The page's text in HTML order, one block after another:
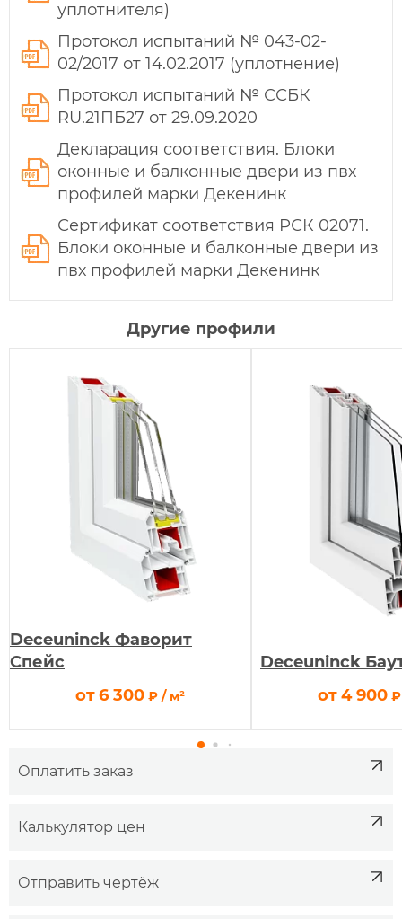
уплотнителя)
Протокол испытаний № 043-02-
02/2017 от 14.02.2017 (уплотнение)
Протокол испытаний № ССБК
RU.21ПБ27 от 29.09.2020
Декларация соответствия. Блоки
оконные и балконные двери из пвх
профилей марки Декенинк
Сертификат соответствия РСК 02071.
Блоки оконные и балконные двери из
пвх профилей марки Декенинк
Другие профили
Deceuninck Фаворит
Спейс
от6 300 руб.
₽ / м²
Deceuninck
от 4 900 ₽
Оплатить заказ
Калькулятор цен
Отправить чертёж